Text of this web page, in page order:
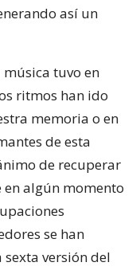
así un
tuvo en
ritmos han ido
memoria o en
de esta
de recuperar
en algún momento
se han
versión del